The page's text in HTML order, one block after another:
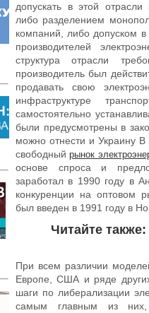
допускать в этой
либо разделением
компаний, либо допуском
производителей
структура отрасли
производитель был
продавать свою
инфраструктуре
самостоятельно
были предусмотрены в
можно отнести и Украину В
свободныйрынок
основе спроса и
заработал в 1990 году в
конкуренции на оптовом
был введен в 1991 году в
Читайте также:
При всем различии
Европе, США и ряде
шаги по либерализации
самым главным из них,